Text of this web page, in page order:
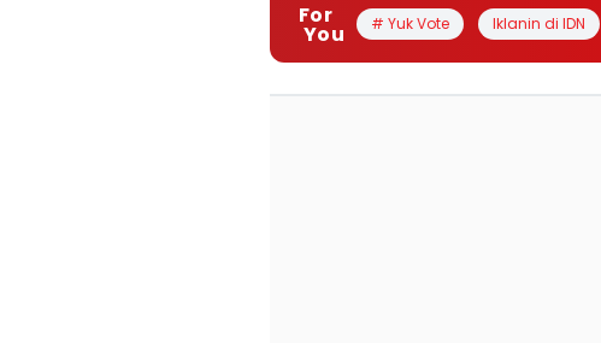
For
You # Yuk Vote Iklanin di IDN